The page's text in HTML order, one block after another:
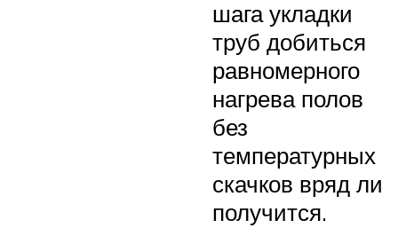
шага укладки
труб добиться
равномерного
нагрева полов
без
температурных
скачков вряд ли
получится.